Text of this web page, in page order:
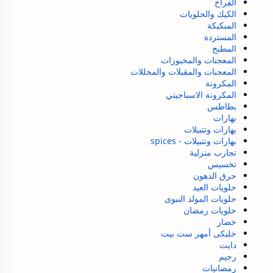
الكيك والحلويات
المبكبكة
المستردة
المطبخ
المعجنات والمخبوزات
المعجنات والمقبلات والمخللات
المكرونة
المكرونة الاسباجيتي
بطاطس
بهارات
بهارات وتتبيلات
بهارات وتتبيلات - spices
تجارب منزلية
تخسيس
حرق الدهون
حلويات العيد
حلويات المولد النبوى
حلويات رمضان
خضار
خليكى أمهر ست بيت
دايت
رجيم
رمضانيات